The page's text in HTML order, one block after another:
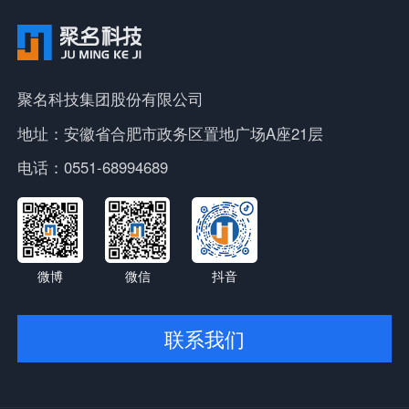
聚名科技集团股份有限公司
地址：安徽省合肥市政务区置地广场A座21层
电话：0551-68994689
微博 微信 抖音
联系我们